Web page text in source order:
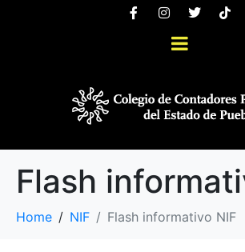
Flash
Home NIF Flash informativo NIF